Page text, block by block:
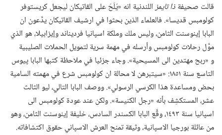
قالت صحيفةذا تايمزاللندنية انه «يُلَحّ على الڤاتيكان ليجعل كريستوفر
كولومبس قديسا».‏ فالعلماء الذين بحثوا في ارشيف الڤاتيكان يدَّعون ان
البابا إينوسنت الثامن،‏ وليس ملك وملكة اسپانيا فرديناند وإيزابيلا،‏ هو الذي
موَّل رحلات كولومبس وأرسله في مهمة سرية لتمويل الحملات الصليبية
و «ربح مهتدين الى المسيحية».‏ وجاء جزئيا في ملاحظة كتبها البابا پيوس
التاسع سنة ١٨٥١:‏ «سيتبرهن لا محالة ان كولومبس شرع في مهمته السامية
بحض ومساعدة هذا الكرسي الرسولي».‏ ووصف البابا التالي،‏ ليو الثالث
عشر،‏ المستكشِف بأنه «رجل الكنيسة».‏ ولكن عند عودة كولومبس الى
اسپانيا سنة ١٤٩٣،‏ وقَّع البابا الكسندر السادس،‏ خليفة إينوسنت الثامن،‏ وهو
من عائلة بورجيا الاسپانية،‏ وثيقة تمنح العرش الاسپاني حقوق اكتشافاته.‏